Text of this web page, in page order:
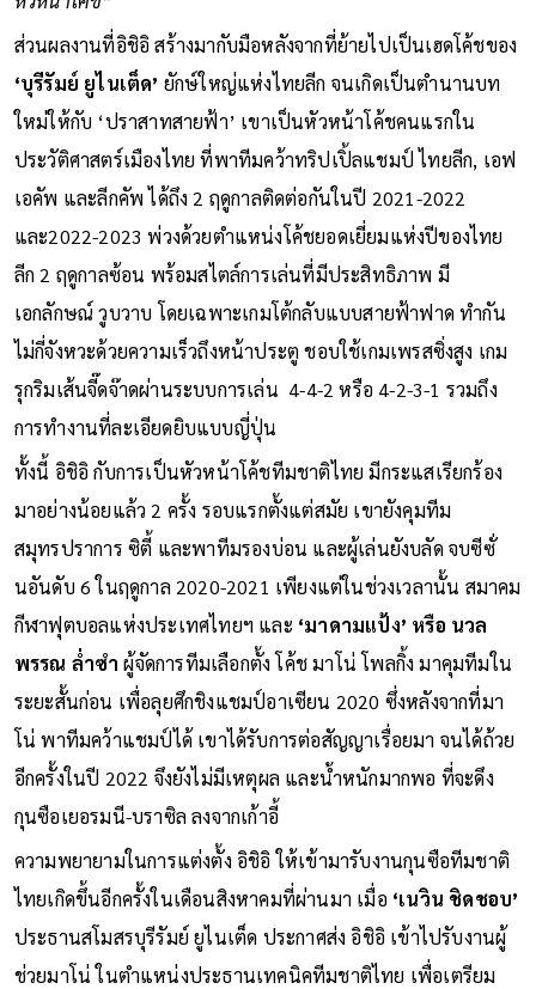
ส่วนผลงานที่อิชิอิ สร้างมากับมือหลังจากที่ย้ายไปเป็นเฮดโค้ชของ
‘บุรีรัมย์ ยูไนเต็ด’ ยักษ์ใหญ่แห่งไทยลีก จนเกิดเป็นตำนานบท
ใหม่ให้กับ ‘ปราสาทสายฟ้า’ เขาเป็นหัวหน้าโค้ชคนแรกใน
ประวัติศาสตร์เมืองไทย ที่พาทีมคว้าทริปเปิ้ลแชมป์ ไทยลีก, เอฟ
เอคัพ และลีกคัพ ได้ถึง 2 ฤดูกาลติดต่อกันในปี 2021-2022
และ2022-2023 พ่วงด้วยตำแหน่งโค้ชยอดเยี่ยมแห่งปีของไทย
ลีก 2 ฤดูกาลซ้อน พร้อมสไตล์การเล่นที่มีประสิทธิภาพ มี
เอกลักษณ์ วูบวาบ โดยเฉพาะเกมโต้กลับแบบสายฟ้าฟาด ทำกัน
ไม่กี่จังหวะด้วยความเร็วถึงหน้าประตู ชอบใช้เกมเพรสซิ่งสูง เกม
รุกริมเส้นจี๊ดจ๊าดผ่านระบบการเล่น 4-4-2 หรือ 4-2-3-1 รวมถึง
การทำงานที่ละเอียดยิบแบบญี่ปุ่น
ทั้งนี้ อิชิอิ กับการเป็นหัวหน้าโค้ชทีมชาติไทย มีกระแสเรียกร้อง
มาอย่างน้อยแล้ว 2 ครั้ง รอบแรกตั้งแต่สมัย เขายังคุมทีม
สมุทรปราการ ซิตี้ และพาทีมรองบ่อน และผู้เล่นยังบลัด จบซีซั่
นอันดับ 6 ในฤดูกาล 2020-2021 เพียงแต่ในช่วงเวลานั้น สมาคม
กีฬาฟุตบอลแห่งประเทศไทยฯ และ ‘มาดามแป้ง’ หรือ นวล
พรรณ ล่ำซำ ผู้จัดการทีมเลือกตั้ง โค้ช มาโน่ โพลกิ้ง มาคุมทีมใน
ระยะสั้นก่อน เพื่อลุยศึกชิงแชมป์อาเซียน 2020 ซึ่งหลังจากที่มา
โน่ พาทีมคว้าแชมป์ได้ เขาได้รับการต่อสัญญาเรื่อยมา จนได้ถ้วย
อีกครั้งในปี 2022 จึงยังไม่มีเหตุผล และน้ำหนักมากพอ ที่จะดึง
กุนซือเยอรมนี-บราซิล ลงจากเก้าอี้
ความพยายามในการแต่งตั้ง อิชิอิ ให้เข้ามารับงานกุนซือทีมชาติ
ไทยเกิดขึ้นอีกครั้งในเดือนสิงหาคมที่ผ่านมา เมื่อ ‘เนวิน ชิดชอบ’
ประธานสโมสรบุรีรัมย์ ยูไนเต็ด ประกาศส่ง อิชิอิ เข้าไปรับงานผู้
ช่วยมาโน่ ในตำแหน่งประธานเทคนิคทีมชาติไทย เพื่อเตรียม